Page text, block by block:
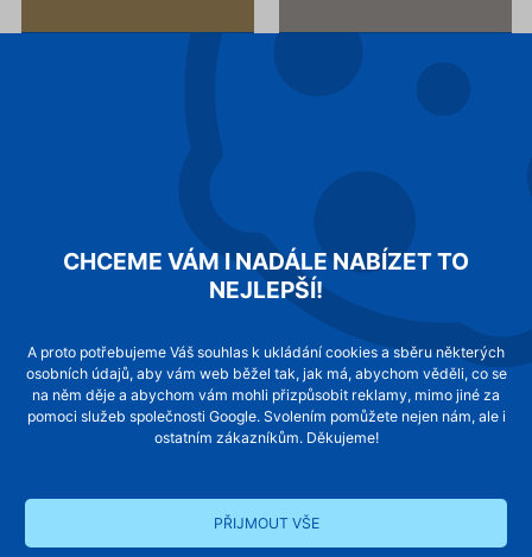
talčítkové ovladače mosaz
Hradec Králové, centrála
DOMOVNÍ VÝTAHY s.r.o.
+420 495 444 144
+420 490 510 222
+420 777 903 008
008
info@domovnivytahy.cz
Praha, pobočka
+420
977
+420 777 903 008
CHCEME VÁM I NADÁLE NABÍZET TO
NEJLEPŠÍ!
A proto potřebujeme Váš souhlas k ukládání cookies a sběru některých
osobních údajů, aby vám web běžel tak, jak má, abychom věděli, co se
na něm děje a abychom vám mohli přizpůsobit reklamy, mimo jiné za
pomoci služeb společnosti Google. Svolením pomůžete nejen nám, ale i
ostatním zákazníkům. Děkujeme!
PŘIJMOUT VŠE